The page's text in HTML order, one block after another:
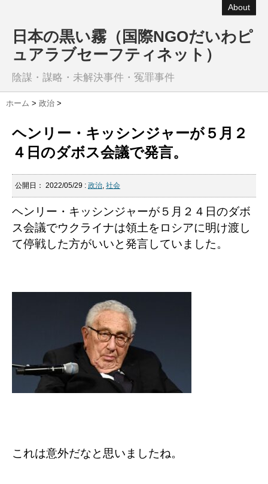
About
日本の黒い霧（国際NGOだいわピ
ュアラブセーフティネット）
陰謀・謀略・未解決事件・冤罪事件
ホーム > 政治 >
ヘンリー・キッシンジャーが５月２
４日のダボス会議で発言。
公開日： 2022/05/29 : 政治, 社会
ヘンリー・キッシンジャーが５月２４日のダボ
ス会議でウクライナは領土をロシアに明け渡し
て停戦した方がいいと発言していました。
これは意外だなと思いましたね。